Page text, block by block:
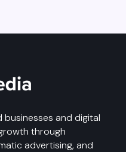
and digital
through
advertising, and